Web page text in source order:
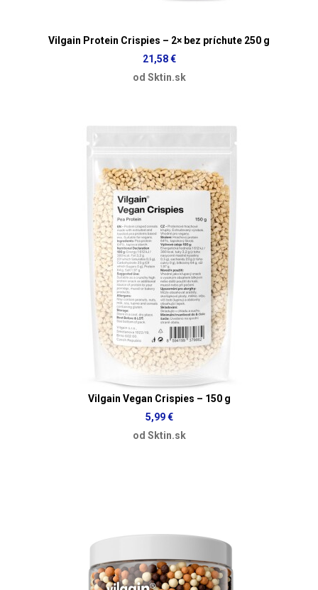
Vilgain Protein Crispies – 2× bez príchute 250 g
21,58 €
od Sktin.sk
Vilgain Vegan Crispies – 150 g
5,99 €
od Sktin.sk